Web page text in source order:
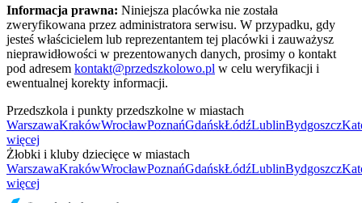
Informacja prawna: Niniejsza placówka nie została
zweryfikowana przez administratora serwisu. W przypadku, gdy
jesteś właścicielem lub reprezentantem tej placówki i zauważysz
nieprawidłowości w prezentowanych danych, prosimy o kontakt
pod adresem kontakt@przedszkolowo.pl w celu weryfikacji i
ewentualnej korekty informacji.
Przedszkola i punkty przedszkolne w miastach
WarszawaKrakówWrocławPoznańGdańskŁódźLublinBydgoszcz
więcej
Żłobki i kluby dziecięce w miastach
WarszawaKrakówWrocławPoznańGdańskŁódźLublinBydgoszcz
więcej